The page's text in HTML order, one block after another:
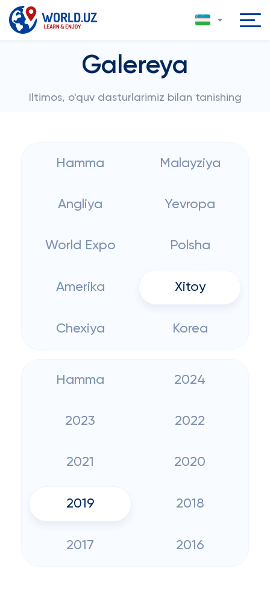
Galereya
Iltimos, o'quv dasturlarimiz bilan tanishing
Hamma Malayziya
Angliya Yevropa
World Expo Polsha
Amerika Xitoy
Chexiya Korea
Hamma 2024
2023 2022
2021 2020
2019 2018
2017 2016